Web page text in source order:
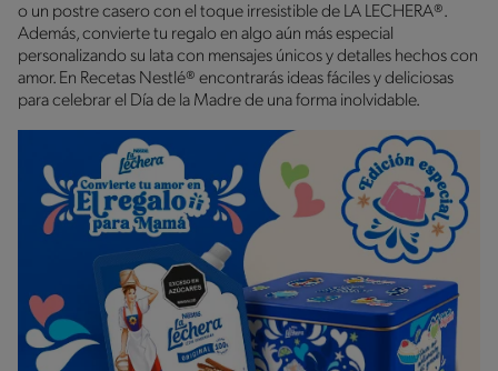
o un postre casero con el toque irresistible de LA LECHERA®.
Además, convierte tu regalo en algo aún más especial
personalizando su lata con mensajes únicos y detalles hechos con
amor. En Recetas Nestlé® encontrarás ideas fáciles y deliciosas
para celebrar el Día de la Madre de una forma inolvidable.